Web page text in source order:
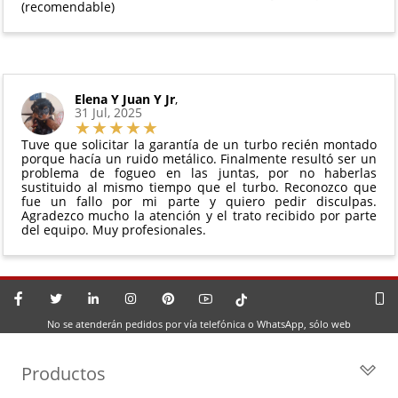
(recomendable)
Elena Y Juan Y Jr,
31 Jul, 2025
Tuve que solicitar la garantía de un turbo recién montado
porque hacía un ruido metálico. Finalmente resultó ser un
problema de fogueo en las juntas, por no haberlas
sustituido al mismo tiempo que el turbo. Reconozco que
fue un fallo por mi parte y quiero pedir disculpas.
Agradezco mucho la atención y el trato recibido por parte
del equipo. Muy profesionales.
No se atenderán pedidos por vía telefónica o WhatsApp, sólo web
Productos